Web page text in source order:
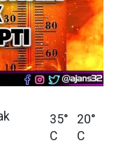
35°
C
20°
C